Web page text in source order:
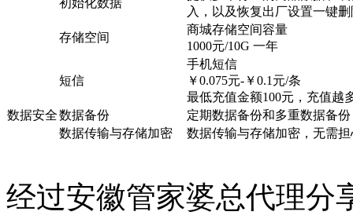
入，以及恢复出厂设置一键
存储空间
商城存储空间容量
1000元/10G 一年
短信
手机短信
￥0.075元-￥0.1元/条
最低充值金额100元，充值越
数据安全数据备份
定期数据备份和多重数据备份
数据传输与存储加密
数据传输与存储加密，无需
经过安徽管家婆总代理分